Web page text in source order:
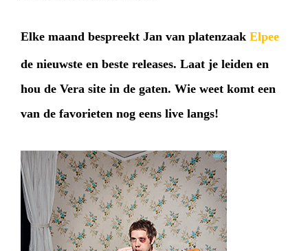
Elke maand bespreekt Jan van platenzaak Elpee
de nieuwste en beste releases. Laat je leiden en
hou de Vera site in de gaten. Wie weet komt een
van de favorieten nog eens live langs!